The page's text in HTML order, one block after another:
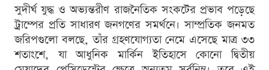
সুদীর্ঘ যুদ্ধ ও অভ্যন্তরীণ রাজনৈতিক সংকটের প্রভাব পড়েছে
ট্রাম্পের প্রতি সাধারণ জনগণের সমর্থনে। সাম্প্রতিক জনমত
জরিপগুলো বলছে, তাঁর গ্রহণযোগ্যতা নেমে এসেছে মাত্র ৩৩
শতাংশে, যা আধুনিক মার্কিন ইতিহাসে কোনো দ্বিতীয়